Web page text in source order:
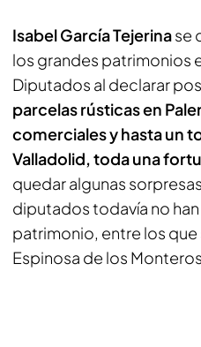
Isabel García Tejerinase
los grandes patrimonios
Diputados al declarar
parcelas rústicas en
comerciales y hasta un
Valladolid, toda una
quedar algunas sorpresas
diputados todavía no
patrimonio, entre los que
Espinosa de los